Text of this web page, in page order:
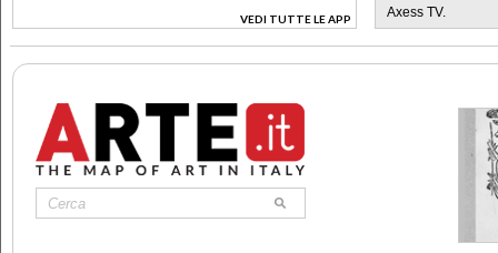
VEDI TUTTE LE APP
>
Axess TV.